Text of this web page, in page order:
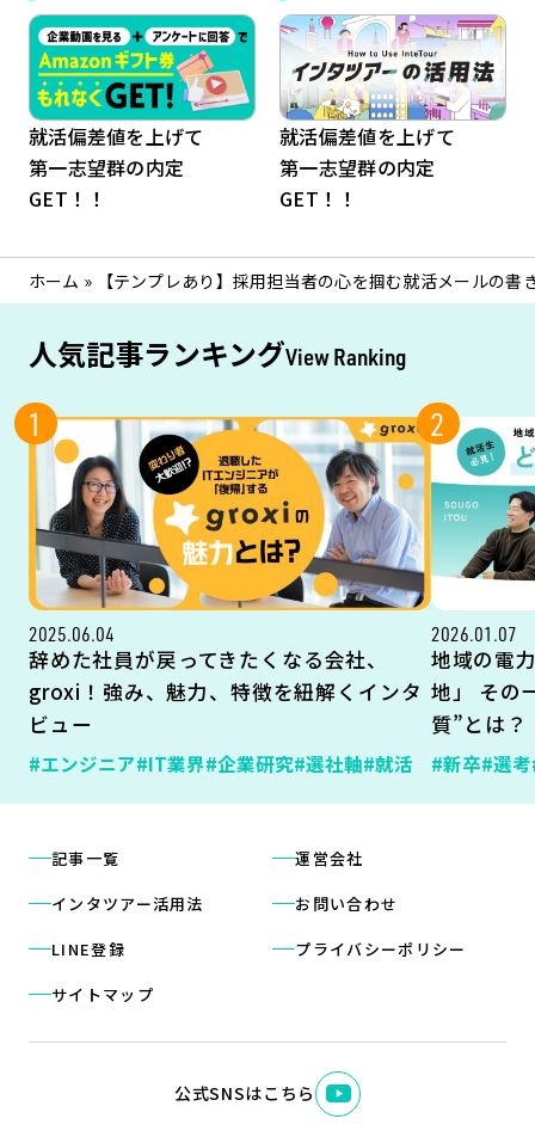
就活偏差値を上げて
第一志望群の内定
GET！！
就活偏差値を上げて
第一志望群の内定
GET！！
ホーム » 【テンプレあり】採用担当者の心を掴む就活メールの
人気記事ランキングView Ranking
1
2025.06.04
辞めた社員が戻ってきたくなる会社、
groxi！強み、魅力、特徴を紐解くインタ
ビュー
#エンジニア#IT業界#企業研究#選社軸#就活
2
2026.01.07
地域の電
地」 その
質”とは？
#新卒#選考
記事一覧
インタツアー活用法
LINE登録
サイトマップ
運営会社
お問い合わせ
プライバシーポリシー
公式SNSはこちら